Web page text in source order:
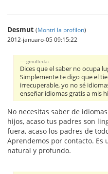
Desmut (Montri la profilon)
2012-januaro-05 09:15:22
gmolleda:
Dices que el saber no ocupa
Simplemente te digo que el
irrecuperable, yo no sé
enseñar idiomas gratis a mis
No necesitas saber de
hijos, acaso tus padres son
fuera, acaso los padres de
Aprendemos por contacto. Es
natural y profundo.